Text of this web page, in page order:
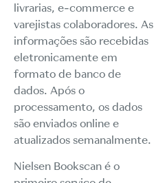
livrarias, e-commerce e
varejistas colaboradores. As
informações são recebidas
eletronicamente em
formato de banco de
dados. Após o
processamento, os dados
são enviados online e
atualizados semanalmente.
Nielsen Bookscan é o